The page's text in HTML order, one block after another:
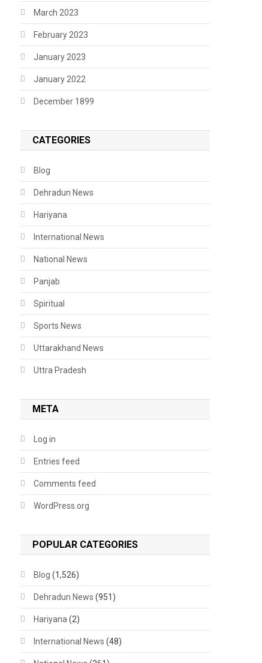
March 2023
February 2023
January 2023
January 2022
December 1899
CATEGORIES
Blog
Dehradun News
Hariyana
International News
National News
Panjab
Spiritual
Sports News
Uttarakhand News
Uttra Pradesh
META
Log in
Entries feed
Comments feed
WordPress.org
POPULAR CATEGORIES
Blog (1,526)
Dehradun News (951)
Hariyana (2)
International News (48)